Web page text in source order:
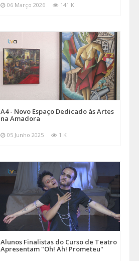
06 Março 2026 141 K
A4 - Novo Espaço Dedicado às Artes
na Amadora
05 Junho 2025 1 K
Alunos Finalistas do Curso de Teatro
Apresentam "Oh! Ah! Prometeu"